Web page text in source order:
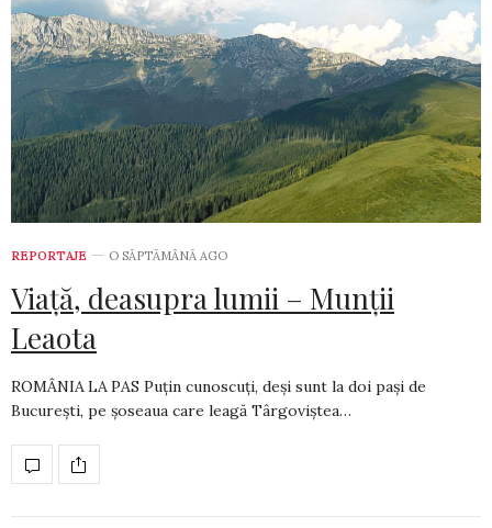
REPORTAJE O SĂPTĂMÂNĂ AGO
Viață, deasupra lumii – Munții
Leaota
ROMÂNIA LA PAS Puțin cunoscuți, deși sunt la doi pași de
București, pe șoseaua care leagă Târgoviștea…